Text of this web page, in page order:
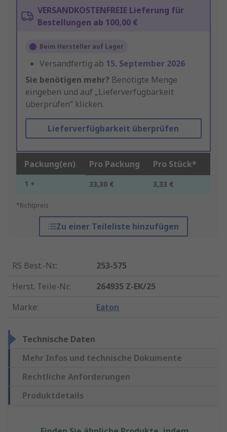
VERSANDKOSTENFREIE Lieferung für
Bestellungen ab 100,00 €
Beim Hersteller auf Lager
Versandfertig ab 15. September 2026
Sie benötigen mehr? Benötigte Menge
eingeben und auf „Lieferverfügbarkeit
überprüfen“ klicken.
Lieferverfügbarkeit überprüfen
Packung(en) Pro Packung Pro Stück*
1 + 33,30 € 3,33 €
*Richtpreis
Zu einer Teileliste hinzufügen
RS Best.-Nr.:
253-575
Herst. Teile-Nr.:
264935 Z-EK/25
Marke: Eaton
Technische Daten
Mehr Infos und technische Dokumente
Rechtliche Anforderungen
Produktdetails